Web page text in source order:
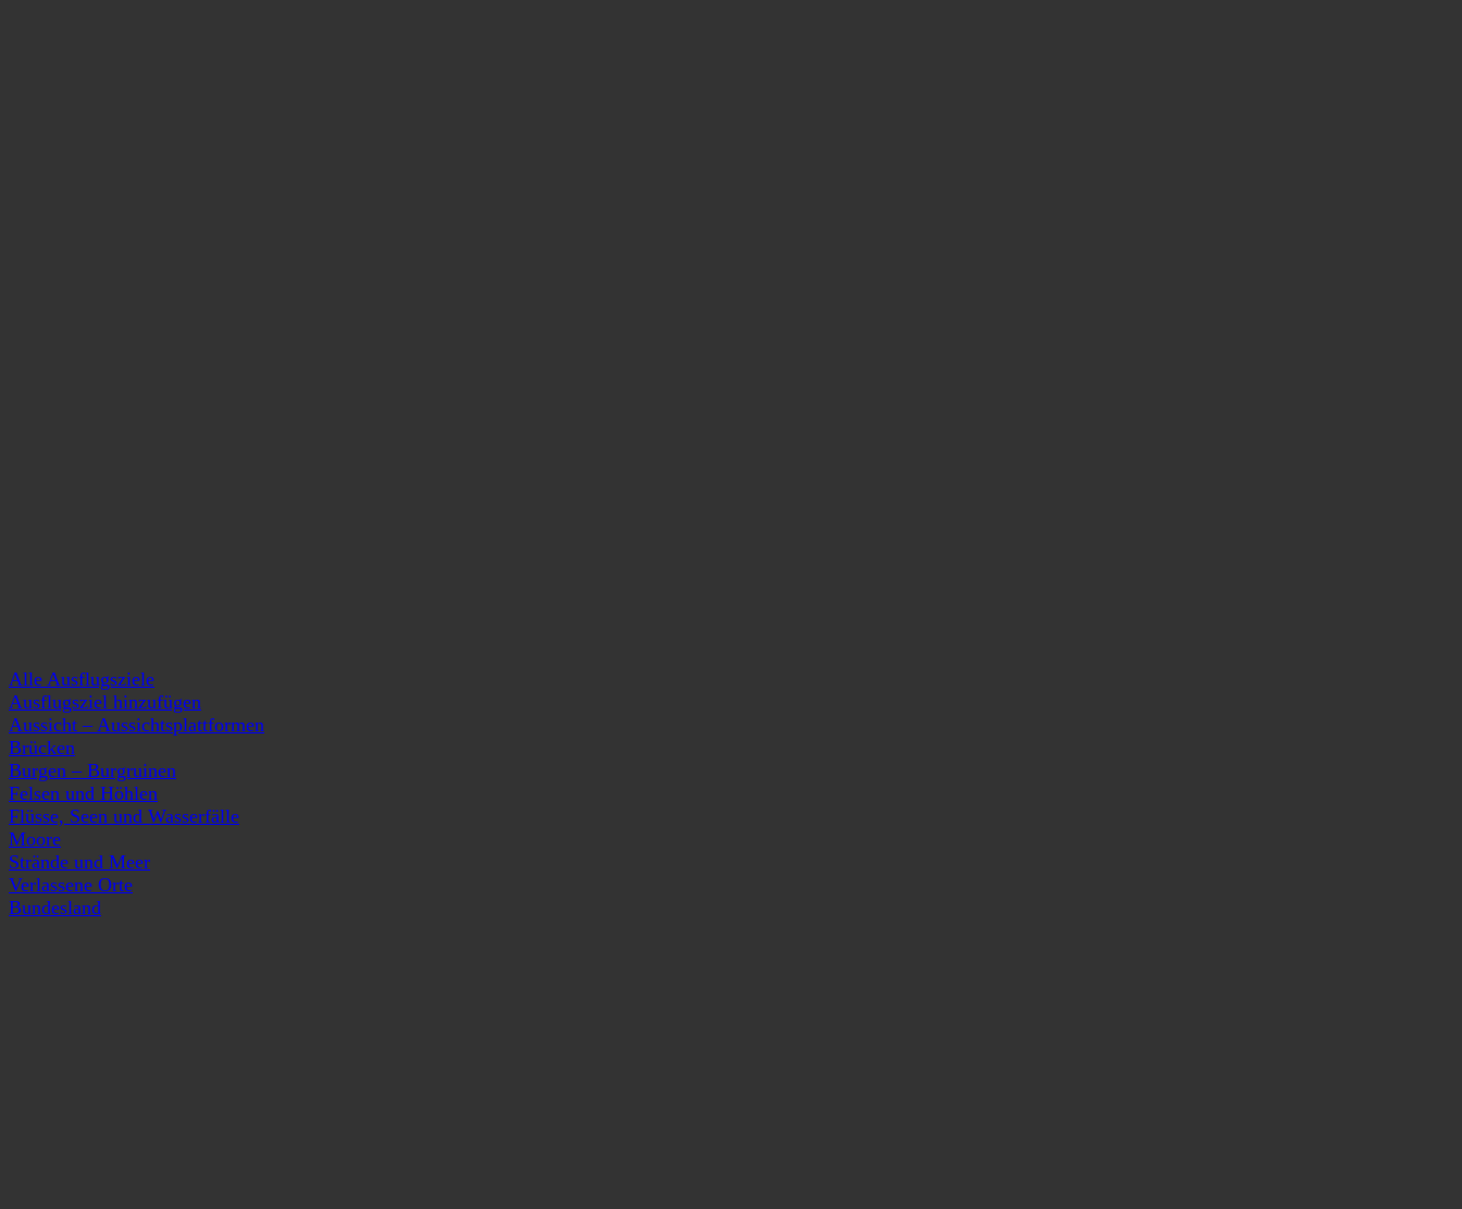
Alle Ausflugsziele
Ausflugsziel hinzufügen
Aussicht – Aussichtsplattformen
Brücken
Burgen – Burgruinen
Felsen und Höhlen
Flüsse, Seen und Wasserfälle
Moore
Strände und Meer
Verlassene Orte
Bundesland